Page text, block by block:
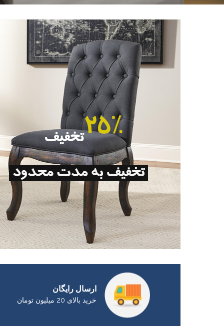
ارسال رایگان
خرید بالای 20 میلیون تومان